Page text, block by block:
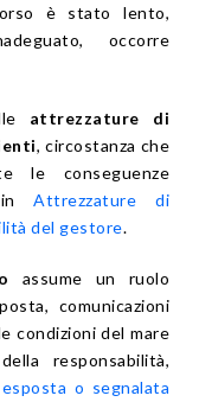
è stato lento,
occorre
attrezzature di
, circostanza che
le conseguenze
inAttrezzature di
del gestore.
assume un ruolo
comunicazioni
condizioni del mare
responsabilità,
o segnalata